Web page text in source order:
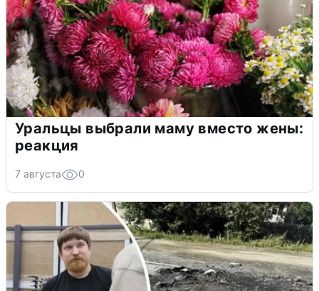
Уральцы выбрали маму вместо жены:
реакция
7 августа 0